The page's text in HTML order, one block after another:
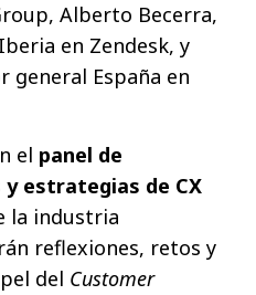
Alberto Becerra,
en Zendesk, y
general España en
el panel de
estrategias de CX
la industria
reflexiones, retos y
del Customer